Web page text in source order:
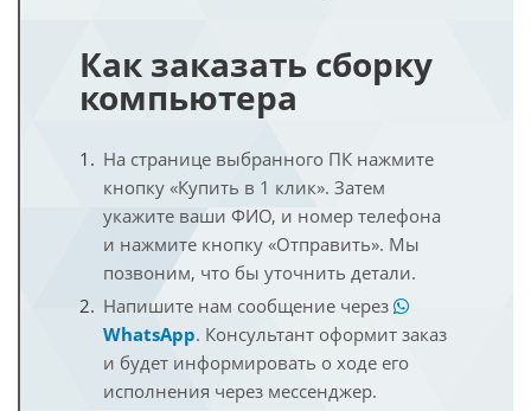
Как заказать сборку
компьютера
На странице выбранного ПК нажмите
кнопку «Купить в 1 клик». Затем
укажите ваши ФИО, и номер телефона
и нажмите кнопку «Отправить». Мы
позвоним, что бы уточнить детали.
Напишите нам сообщение через
WhatsApp. Консультант оформит заказ
и будет информировать о ходе его
исполнения через мессенджер.